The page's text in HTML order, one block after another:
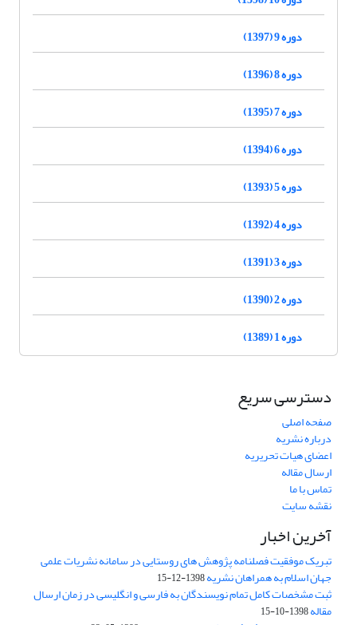
دوره 9 (1397)
دوره 8 (1396)
دوره 7 (1395)
دوره 6 (1394)
دوره 5 (1393)
دوره 4 (1392)
دوره 3 (1391)
دوره 2 (1390)
دوره 1 (1389)
دسترسی سریع
صفحه اصلی
درباره نشریه
اعضای هیات تحریریه
ارسال مقاله
تماس با ما
نقشه سایت
آخرین اخبار
تبریک موفقیت فصلنامه پژوهش های روستایی در سامانه نشریات علمی
جهان اسلام به همراهان نشریه1398-12-15
ثبت مشخصات کامل تمام نویسندگان به فارسی و انگلیسی در زمان ارسال
مقاله1398-10-15